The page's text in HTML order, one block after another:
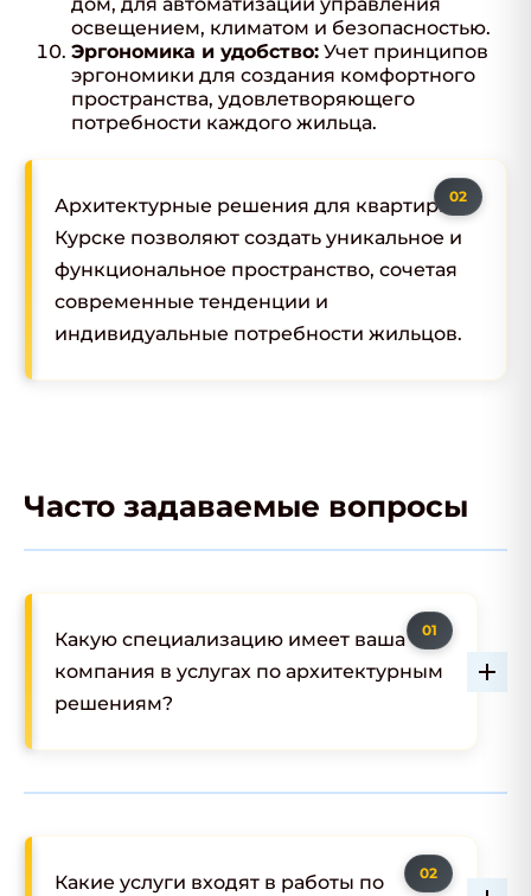
освещением, климатом и безопасностью.
Эргономика и удобство: Учет принципов
эргономики для создания комфортного
пространства, удовлетворяющего
потребности каждого жильца.
Архитектурные решения для квартиры в
Курске позволяют создать уникальное и
функциональное пространство, сочетая
современные тенденции и
индивидуальные потребности жильцов.
Часто задаваемые вопросы
Какую специализацию имеет ваша
компания в услугах по архитектурным
решениям?
Какие услуги входят в работы по